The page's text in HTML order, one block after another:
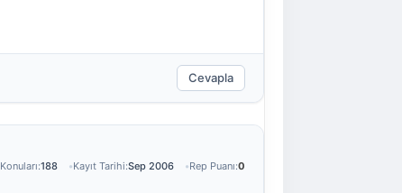
Cevapla
Konuları:188 Kayıt Tarihi:Sep 2006 Rep Puanı:0